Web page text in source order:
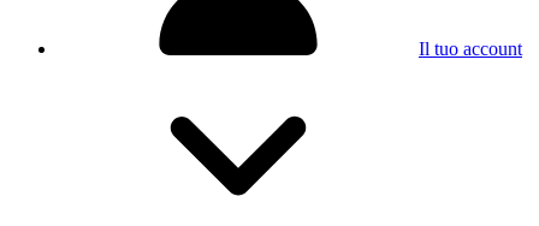
Il tuo account